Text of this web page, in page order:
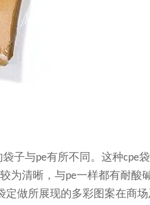
袋子与pe有所不同。这种cpe
为清晰，与pe一样都有耐酸
定做所展现的多彩图案在商